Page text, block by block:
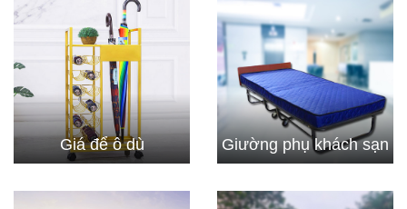
Giá để ô dù Giường phụ khách sạn